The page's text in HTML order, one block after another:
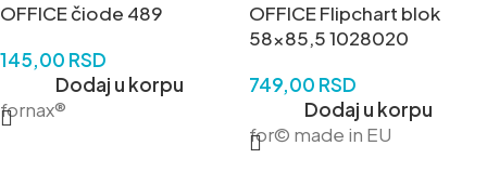
OFFICE čiode 489
145,00 RSD
Dodaj u korpu
fornax®
OFFICE Flipchart blok
58×85,5 1028020
749,00 RSD
Dodaj u korpu
for© made in EU